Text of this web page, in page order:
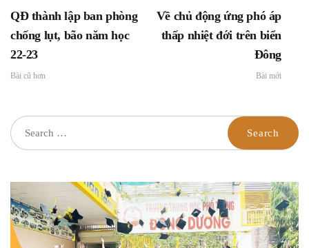
QĐ thành lập ban phòng
chống lụt, bão năm học
22-23
Bài cũ hơn
Về chủ động ứng phó áp
thấp nhiệt đới trên biển
Đông
Bài mới